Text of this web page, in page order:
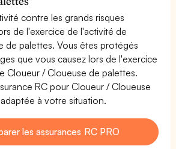
contre les grands risques
de l'exercice de l'activité de
de palettes. Vous êtes protégés
que vous causez lors de l'exercice
Cloueur / Cloueuse de palettes.
RC pour Cloueur / Cloueuse
à votre situation.
les assurances RC PRO